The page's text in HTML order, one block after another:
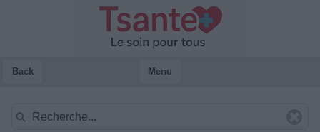
Back Menu